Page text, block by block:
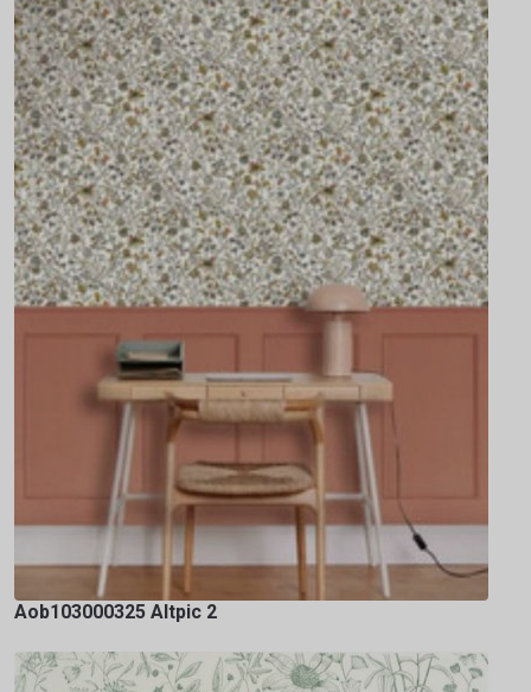
Aob103000325 Altpic 2